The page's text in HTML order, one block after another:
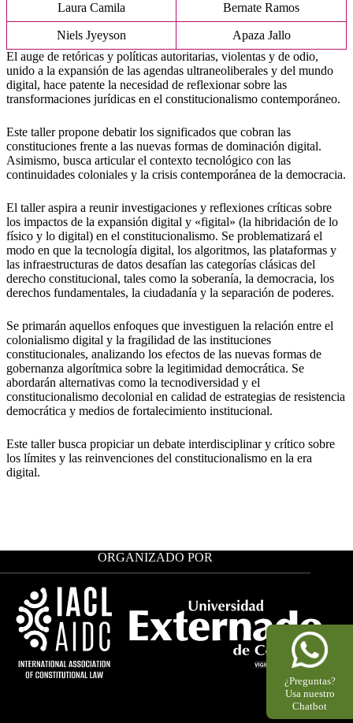
Laura Camila Bernate Ramos
Niels Jyeyson
Apaza Jallo
El auge de retóricas y políticas autoritarias, violentas y de odio,
unido a la expansión de las agendas ultraneoliberales y del mundo
digital, hace patente la necesidad de reflexionar sobre las
transformaciones jurídicas en el constitucionalismo contemporáneo.
Este taller propone debatir los significados que cobran las
constituciones frente a las nuevas formas de dominación digital.
Asimismo, busca articular el contexto tecnológico con las
continuidades coloniales y la crisis contemporánea de la democracia.
El taller aspira a reunir investigaciones y reflexiones críticas sobre
los impactos de la expansión digital y «figital» (la hibridación de lo
físico y lo digital) en el constitucionalismo. Se problematizará el
modo en que la tecnología digital, los algoritmos, las plataformas y
las infraestructuras de datos desafían las categorías clásicas del
derecho constitucional, tales como la soberanía, la democracia, los
derechos fundamentales, la ciudadanía y la separación de poderes.
Se primarán aquellos enfoques que investiguen la relación entre el
colonialismo digital y la fragilidad de las instituciones
constitucionales, analizando los efectos de las nuevas formas de
gobernanza algorítmica sobre la legitimidad democrática. Se
abordarán alternativas como la tecnodiversidad y el
constitucionalismo decolonial en calidad de estrategias de resistencia
democrática y medios de fortalecimiento institucional.
Este taller busca propiciar un debate interdisciplinar y crítico sobre
los límites y las reinvenciones del constitucionalismo en la era
digital.
ORGANIZADO POR
¿Preguntas?
Usa nuestro
Chatbot